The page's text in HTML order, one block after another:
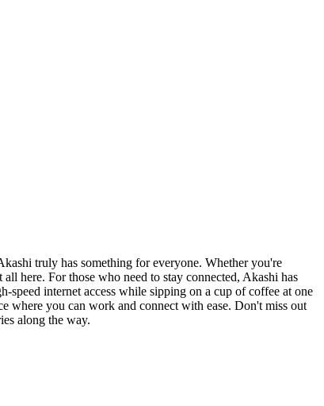
truly has something for everyone. Whether you're
here. For those who need to stay connected, Akashi has
internet access while sipping on a cup of coffee at one
where you can work and connect with ease. Don't miss out
along the way.